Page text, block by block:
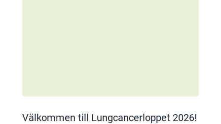
Välkommen till Lungcancerloppet 2026!